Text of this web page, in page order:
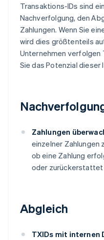
Transaktions-IDs sind
Nachverfolgung, den
Zahlungen. Wenn Sie
wird dies größtenteils
Unternehmen verfolgen
Sie das Potenzial
Zahlungen
einzelner Zahlungen
ob eine Zahlung
oder zurückerstattet
Abgleich
TXIDs mit internen